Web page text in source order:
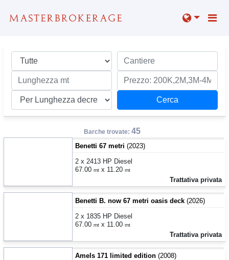
Barche trovate: 45
Benetti 67 metri (2023)
2 x 2413 HP Diesel
67.00 mt x 11.20 mt
Trattativa privata
Benetti B. now 67 metri oasis deck (2026)
2 x 1835 HP Diesel
67.00 mt x 11.00 mt
Trattativa privata
Amels 171 limited edition (2008)